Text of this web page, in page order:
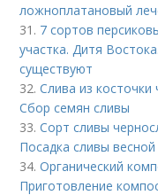
ложноплатановый
31. 7 сортов
участка. Дитя
существуют
32.Слива из косточки
Сбор семян сливы
33.Сорт сливы
Посадка сливы весной
34.Органический
Приготовление